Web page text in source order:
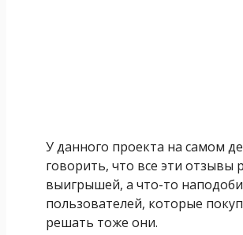
У данного проекта на самом
говорить, что все эти отзывы
выигрышей, а что-то
пользователей, которые
решать тоже они.